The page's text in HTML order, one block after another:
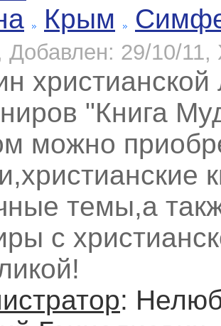
Крым
Добавлен: 29/10/11,
"Книга
можно
темы,а
с
: